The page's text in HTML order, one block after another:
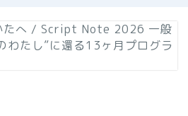
へ / Script Note 2026 一般
わたし”に還る13ヶ月プログラ